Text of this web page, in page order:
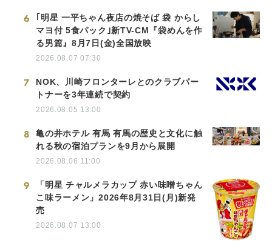
6
｢明星 一平ちゃん夜店の焼そば 袋 からし
マヨ付 5食パック｣新TV-CM『袋めんを作
る男篇』8月7日(金)全国放映
2026.08.07 07:30
7
NOK、川崎フロンターレとのクラブパー
トナーを3年連続で契約
2026.08.05 13:00
8
亀の井ホテル 有馬 有馬の歴史と文化に触
れる秋の宿泊プランを9月から展開
2026.08.06 11:00
9
「明星 チャルメラカップ 赤い味噌ちゃん
こ味ラーメン」2026年8月31日(月)新発
売
2026.08.07 13:00